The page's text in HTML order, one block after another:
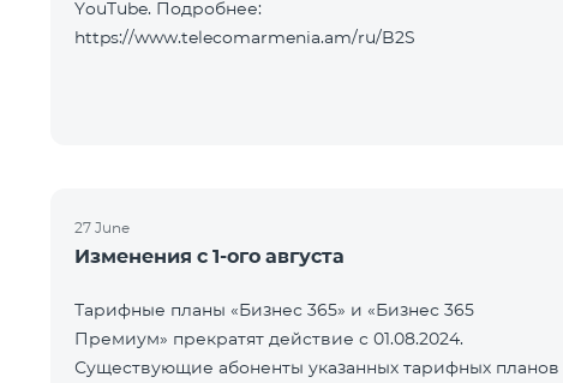
YouTube. Подробнее:
https://www.telecomarmenia.am/ru/B2S
27 June
Изменения с 1-ого августа
Тарифные планы «Бизнес 365» и «Бизнес 365
Премиум» прекратят действие с 01.08.2024.
Существующие абоненты указанных тарифных планов